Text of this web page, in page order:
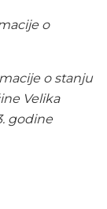
o
o stanju
Velika
godine